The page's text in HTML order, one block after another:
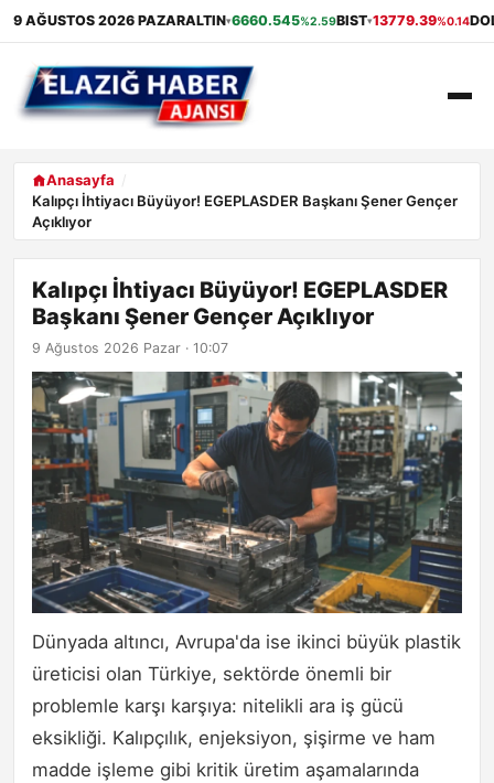
9 AĞUSTOS 2026 PAZARALTIN▾6660.545%2.59BIST▾13779.39%0.14
ANASAYFA
GÜNDEM
SAĞLIK
ALIŞVERIŞ
Anasayfa
Kalıpçı İhtiyacı Büyüyor! EGEPLASDER Başkanı Şener Gençer
Açıklıyor
Kalıpçı İhtiyacı Büyüyor! EGEPLASDER
Başkanı Şener Gençer Açıklıyor
9 Ağustos 2026 Pazar · 10:07
Dünyada altıncı, Avrupa'da ise ikinci büyük plastik
üreticisi olan Türkiye, sektörde önemli bir
problemle karşı karşıya: nitelikli ara iş gücü
eksikliği. Kalıpçılık, enjeksiyon, şişirme ve ham
madde işleme gibi kritik üretim aşamalarında